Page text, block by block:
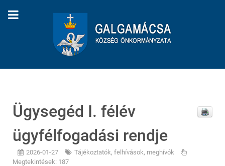
Ügysegéd I. félév
ügyfélfogadási rendje
2026-01-27
Tájékoztatók, felhívások, meghívók
Megtekintések: 187